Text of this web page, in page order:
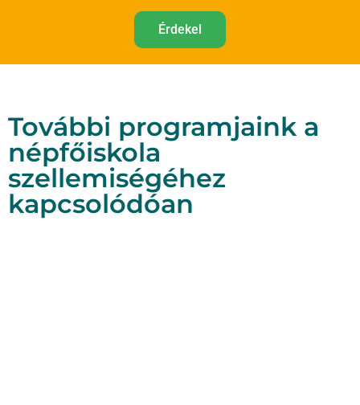
Érdekel
További programjaink a
népfőiskola
szellemiségéhez
kapcsolódóan